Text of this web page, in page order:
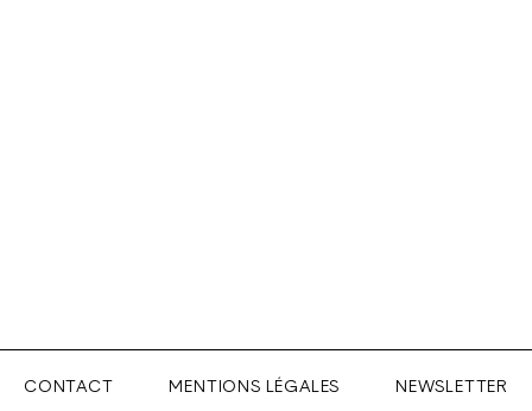
CONTACT MENTIONS LÉGALES NEWSLETTER